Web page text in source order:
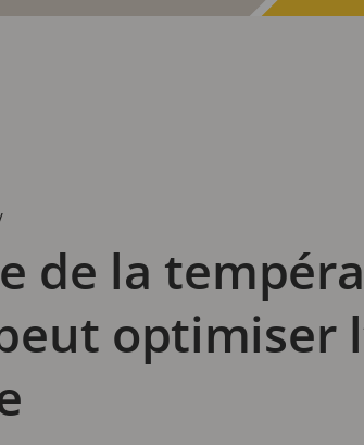
de la
optimiser